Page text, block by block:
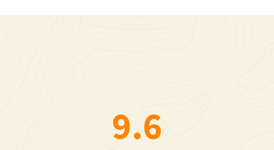
9.6